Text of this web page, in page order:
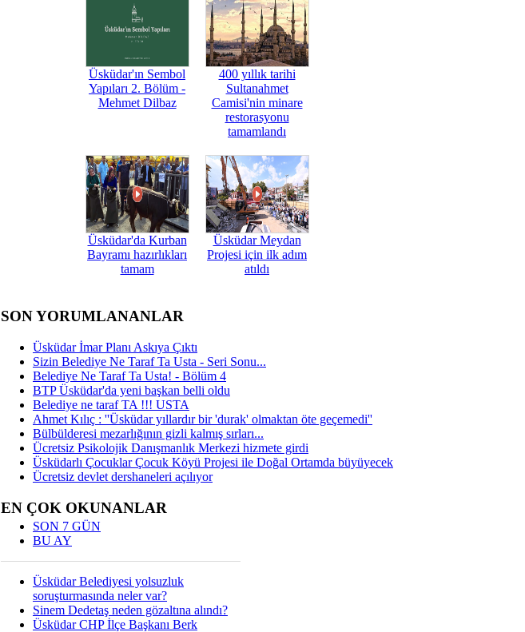
Üsküdar'ın Sembol
Yapıları 2. Bölüm -
Mehmet Dilbaz
400 yıllık tarihi
Sultanahmet
Camisi'nin minare
restorasyonu
tamamlandı
Üsküdar'da Kurban
Bayramı hazırlıkları
tamam
Üsküdar Meydan
Projesi için ilk adım
atıldı
SON YORUMLANANLAR
Üsküdar İmar Planı Askıya Çıktı
Sizin Belediye Ne Taraf Ta Usta - Seri Sonu...
Belediye Ne Taraf Ta Usta! - Bölüm 4
BTP Üsküdar'da yeni başkan belli oldu
Belediye ne taraf TA !!! USTA
Ahmet Kılıç : ''Üsküdar yıllardır bir 'durak' olmaktan öte geçemedi''
Bülbülderesi mezarlığının gizli kalmış sırları...
Ücretsiz Psikolojik Danışmanlık Merkezi hizmete girdi
Üsküdarlı Çocuklar Çocuk Köyü Projesi ile Doğal Ortamda büyüyecek
Ücretsiz devlet dershaneleri açılıyor
EN ÇOK OKUNANLAR
SON 7 GÜN
BU AY
Üsküdar Belediyesi yolsuzluk
soruşturmasında neler var?
Sinem Dedetaş neden gözaltına alındı?
Üsküdar CHP İlçe Başkanı Berk